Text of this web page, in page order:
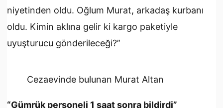
niyetinden oldu. Oğlum Murat, arkadaş kurbanı
oldu. Kimin aklına gelir ki kargo paketiyle
uyuşturucu gönderileceği?”
Cezaevinde bulunan Murat Altan
“Gümrük personeli 1 saat sonra bildirdi”